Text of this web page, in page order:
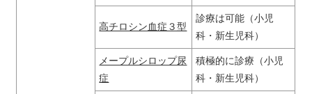
高チロシン血症３型
診療は可能（小児
科・新生児科）
メープルシロップ尿
症
積極的に診療（小児
科・新生児科）